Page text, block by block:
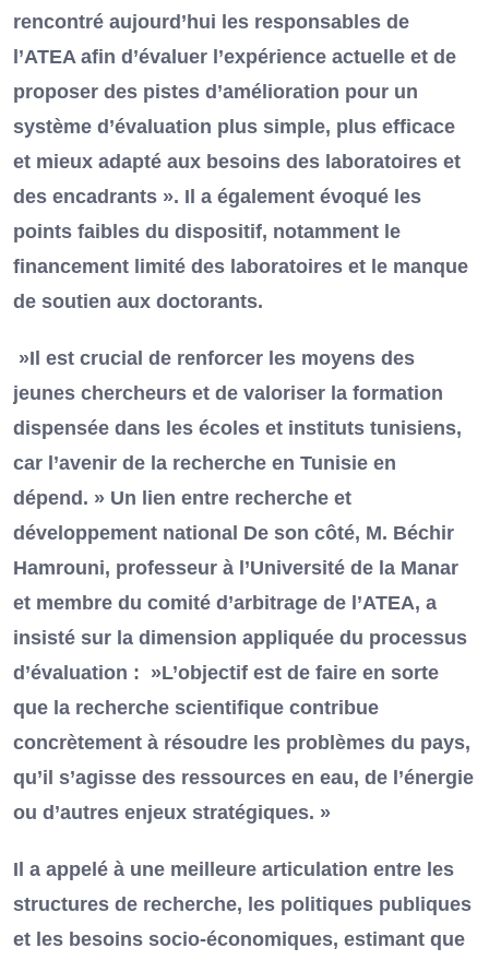
rencontré aujourd’hui les responsables de
l’ATEA afin d’évaluer l’expérience actuelle et de
proposer des pistes d’amélioration pour un
système d’évaluation plus simple, plus efficace
et mieux adapté aux besoins des laboratoires et
des encadrants ». Il a également évoqué les
points faibles du dispositif, notamment le
financement limité des laboratoires et le manque
de soutien aux doctorants.
»Il est crucial de renforcer les moyens des
jeunes chercheurs et de valoriser la formation
dispensée dans les écoles et instituts tunisiens,
car l’avenir de la recherche en Tunisie en
dépend. » Un lien entre recherche et
développement national De son côté, M. Béchir
Hamrouni, professeur à l’Université de la Manar
et membre du comité d’arbitrage de l’ATEA, a
insisté sur la dimension appliquée du processus
d’évaluation : »L’objectif est de faire en sorte
que la recherche scientifique contribue
concrètement à résoudre les problèmes du pays,
qu’il s’agisse des ressources en eau, de l’énergie
ou d’autres enjeux stratégiques. »
Il a appelé à une meilleure articulation entre les
structures de recherche, les politiques publiques
et les besoins socio-économiques, estimant que